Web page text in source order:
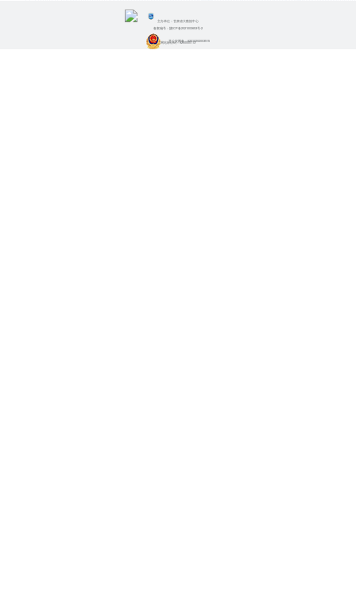
主办单位：甘肃省大数据中心
备案编号：陇ICP备2021003653号-2
甘公安网备：62010202003515
网站标识码：6200000113